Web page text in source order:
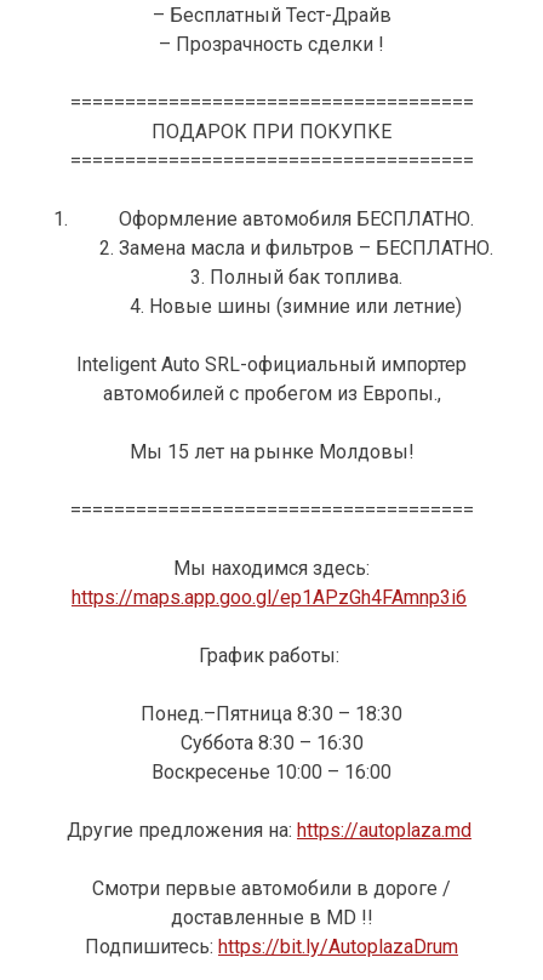
– Бесплатный Тест-Драйв
– Прозрачность сделки !
=====================================
ПОДАРОК ПРИ ПОКУПКЕ
=====================================
Оформление автомобиля БЕСПЛАТНО.
2. Замена масла и фильтров – БЕСПЛАТНО.
3. Полный бак топлива.
4. Новые шины (зимние или летние)
Inteligent Auto SRL-официальный импортер
автомобилей с пробегом из Европы.,
Мы 15 лет на рынке Молдовы!
=====================================
Мы находимся здесь:
https://maps.app.goo.gl/ep1APzGh4FAmnp3i6
График работы:
Понед.–Пятница 8:30 – 18:30
Суббота 8:30 – 16:30
Воскресенье 10:00 – 16:00
Другие предложения на: https://autoplaza.md
Смотри первые автомобили в дороге /
доставленные в MD !!
Подпишитесь: https://bit.ly/AutoplazaDrum